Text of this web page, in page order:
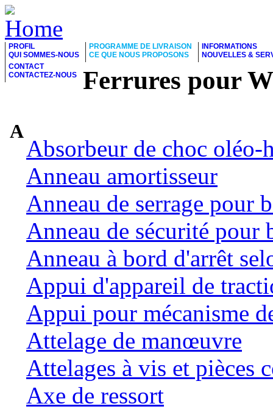
PROFIL
QUI SOMMES-NOUS
PROGRAMME DE LIVRAISON
CE QUE NOUS PROPOSONS
INFORMATIONS
NOUVELLES &
CONTACT
CONTACTEZ-NOUS
Ferrures pour
A
Absorbeur de choc oléo-
Anneau amortisseur
Anneau de serrage pour
Anneau de sécurité pour
Anneau à bord d'arrêt
Appui d'appareil de
Appui pour mécanisme
Attelage de manœuvre
Attelages à vis et pièces
Axe de ressort